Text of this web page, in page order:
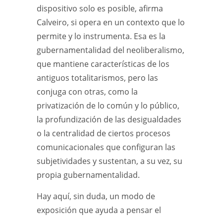
dispositivo solo es posible, afirma
Calveiro, si opera en un contexto que lo
permite y lo instrumenta. Esa es la
gubernamentalidad del neoliberalismo,
que mantiene características de los
antiguos totalitarismos, pero las
conjuga con otras, como la
privatización de lo común y lo público,
la profundización de las desigualdades
o la centralidad de ciertos procesos
comunicacionales que configuran las
subjetividades y sustentan, a su vez, su
propia gubernamentalidad.
Hay aquí, sin duda, un modo de
exposición que ayuda a pensar el